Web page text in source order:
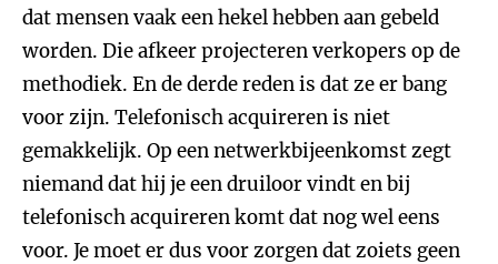
dat mensen vaak een hekel hebben aan gebeld
worden. Die afkeer projecteren verkopers op de
methodiek. En de derde reden is dat ze er bang
voor zijn. Telefonisch acquireren is niet
gemakkelijk. Op een netwerkbijeenkomst zegt
niemand dat hij je een druiloor vindt en bij
telefonisch acquireren komt dat nog wel eens
voor. Je moet er dus voor zorgen dat zoiets geen